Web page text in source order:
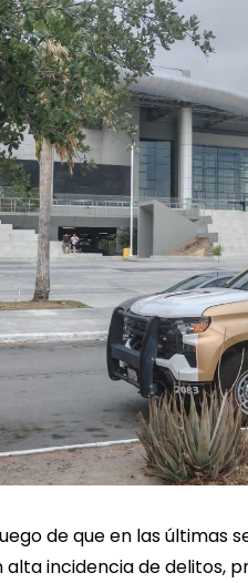
de que en las últimas
incidencia de delitos,